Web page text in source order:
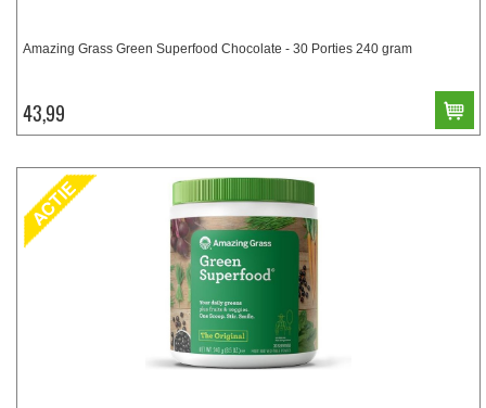
Amazing Grass Green Superfood Chocolate - 30 Porties 240 gram
43,99